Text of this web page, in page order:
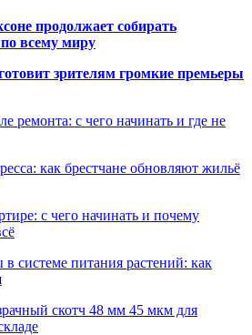
продолжает собирать
всему миру
зрителям громкие премьеры
ремонта: с чего начинать и где не
как брестчане обновляют жильё
с чего начинать и почему
системе питания растений: как
скотч 48 мм 45 мкм для